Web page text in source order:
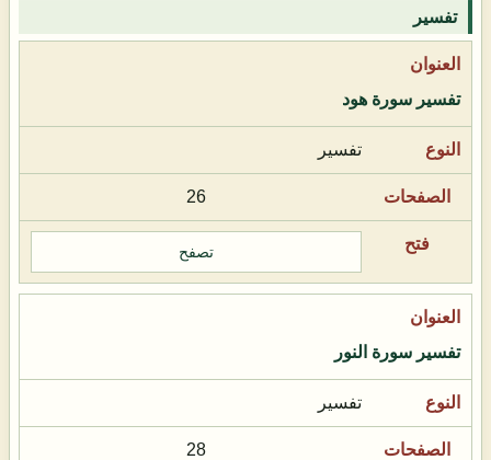
تفسير
تفسير سورة هود
تفسير
26
تصفح
تفسير سورة النور
تفسير
28